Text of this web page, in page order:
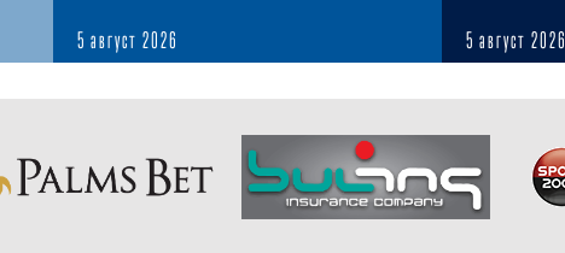
5 август 2026 5 август 2026